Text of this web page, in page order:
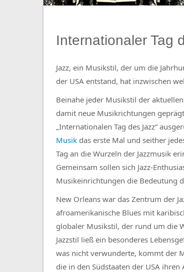
Internationaler Tag
Jazz, ein Musikstil, der um die
der USA entstand, hat inzwischen
Beinahe jeder Musikstil der
damit neue Musikrichtungen
„Internationalen Tag des Jazz“
Musik das erste Mal und seither
Tag an die Wurzeln der Jazzmusik
Gemeinsam sollen sich Jazz-
Musikeinrichtungen die Bedeutung
New Orleans war das Zentrum der
afroamerikanische Blues mit
globaler Musikstil, der rund um die
Jazzstil ließ ein besonderes
was nicht verwunderte, kommt der
die in den Südstaaten der USA ihren